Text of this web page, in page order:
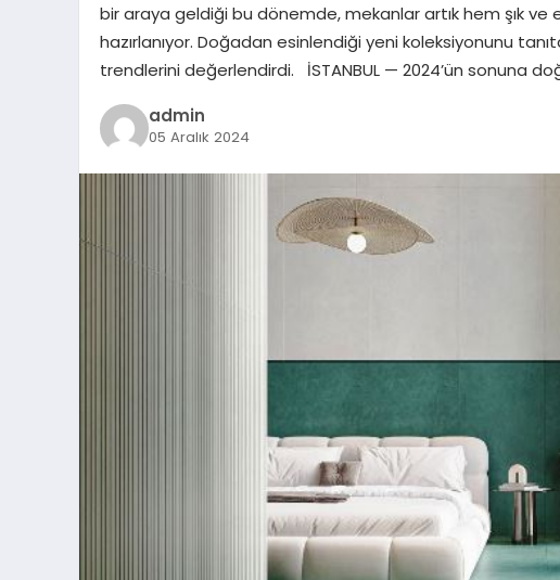
bir araya geldiği bu dönemde, mekanlar artık hem şık
hazırlanıyor. Doğadan esinlendiği yeni koleksiyonunu
trendlerini değerlendirdi. İSTANBUL — 2024’ün sonuna
admin
05 Aralık 2024